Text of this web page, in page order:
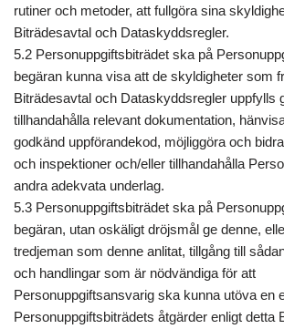
rutiner och metoder, att fullgöra sina
Biträdesavtal och Dataskyddsregler.
5.2 Personuppgiftsbiträdet ska på
begäran kunna visa att de skyldigheter som
Biträdesavtal och Dataskyddsregler uppfylls
tillhandahålla relevant dokumentation,
godkänd uppförandekod, möjliggöra och
och inspektioner och/eller tillhandahålla
andra adekvata underlag.
5.3 Personuppgiftsbiträdet ska på
begäran, utan oskäligt dröjsmål ge denne,
tredjeman som denne anlitat, tillgång till
och handlingar som är nödvändiga för att
Personuppgiftsansvarig ska kunna utöva en
Personuppgiftsbiträdets åtgärder enligt detta